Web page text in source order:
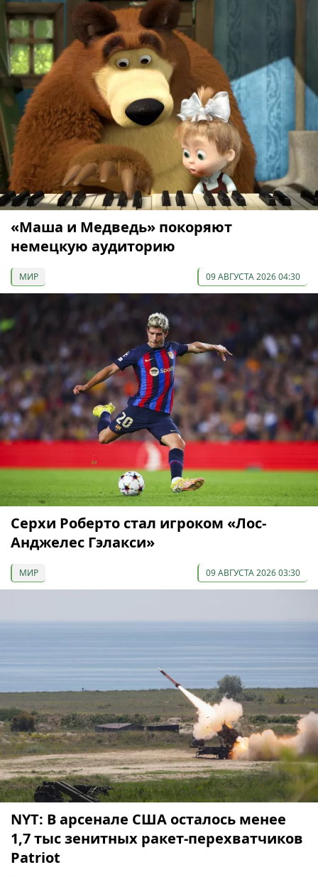
«Маша и Медведь» покоряют
немецкую аудиторию
МИР 09 АВГУСТА 2026 04:30
Серхи Роберто стал игроком «Лос-
Анджелес Гэлакси»
МИР 09 АВГУСТА 2026 03:30
NYT: В арсенале США осталось менее
1,7 тыс зенитных ракет-перехватчиков
Patriot